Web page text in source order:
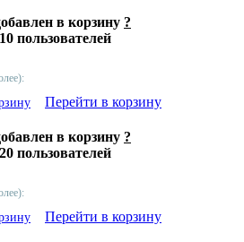
в корзину ?
пользователей
Перейти в корзину
в корзину ?
пользователей
Перейти в корзину